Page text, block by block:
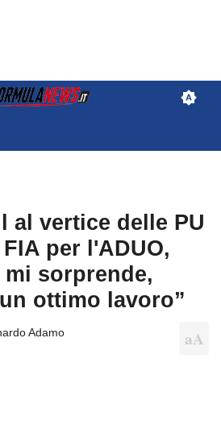
al vertice delle PU
per l'ADUO,
mi sorprende,
ottimo lavoro”
Adamo